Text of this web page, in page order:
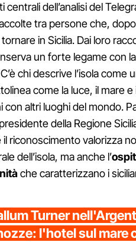
centrali dell’analisi del
tra persone che,
in Sicilia. Dai loro
un forte legame con
chi descrive l’isola come
come la luce, il mare
con altri luoghi del mondo.
della Regione
il riconoscimento valorizza
dell’isola, ma anche l’
che caratterizzano i
Turner
l'hotel sul mare